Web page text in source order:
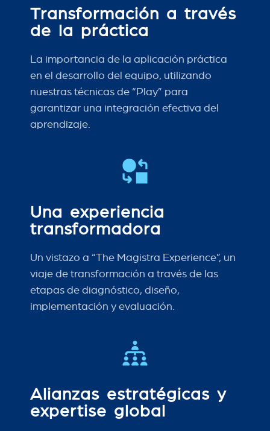
Transformación a través
de la práctica
La importancia de la aplicación práctica
en el desarrollo del equipo, utilizando
nuestras técnicas de “Play” para
garantizar una integración efectiva del
aprendizaje.
Una experiencia
transformadora
Un vistazo a “The Magistra Experience”, un
viaje de transformación a través de las
etapas de diagnóstico, diseño,
implementación y evaluación.
Alianzas estratégicas y
expertise global